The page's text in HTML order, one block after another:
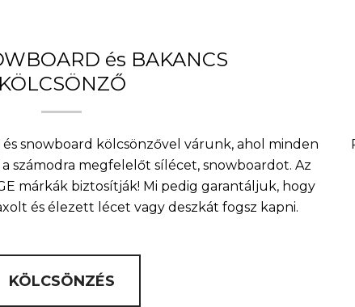
és BAKANCS
KÖLCSÖNZŐ
snowboard kölcsönzővel várunk, ahol minden
számodra megfelelőt sílécet, snowboardot. Az
márkák biztosítják! Mi pedig garantáljuk, hogy
és élezett lécet vagy deszkát fogsz kapni.
KÖLCSÖNZÉS